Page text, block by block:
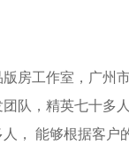
房工作室，广州
队，精英七十多
， 能够根据客户